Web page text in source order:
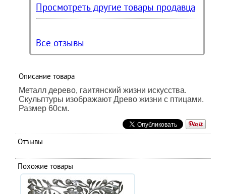
Просмотреть другие товары продавца
Все отзывы
Описание товара
Металл дерево, гаитянский жизни искусства.
Скульптуры изображают Древо жизни с птицами.
Размер 60см.
Отзывы
Похожие товары